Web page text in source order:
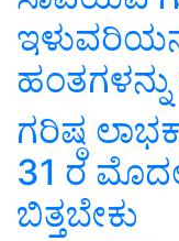
ಗರಿಷ್ಠ
31 ರ
ಬಿತ್ತಬೇಕು